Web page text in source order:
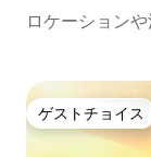
ロケーション
ゲストチョイス
ゲストチョイス